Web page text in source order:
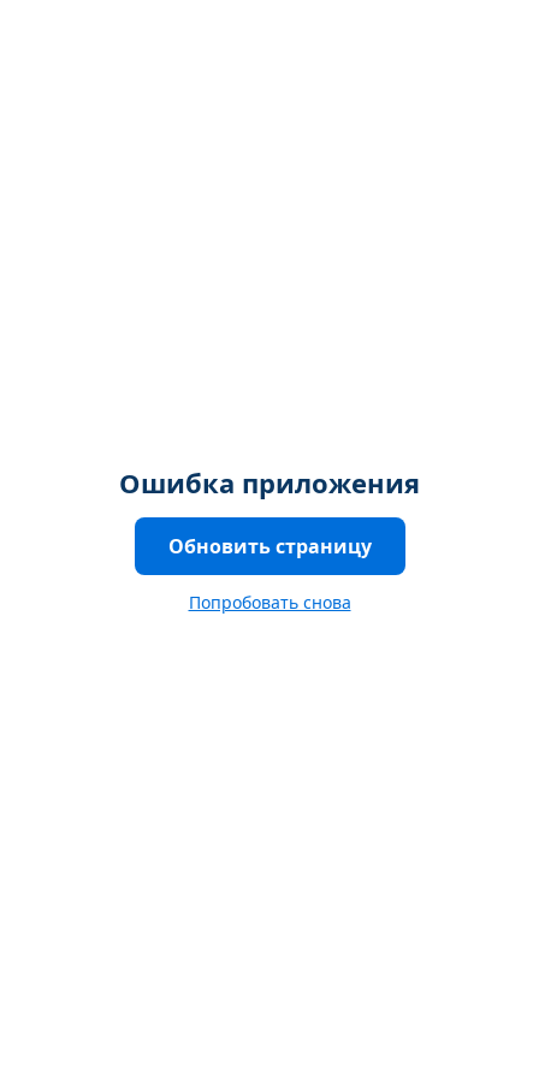
Ошибка приложения
Обновить страницу
Попробовать снова